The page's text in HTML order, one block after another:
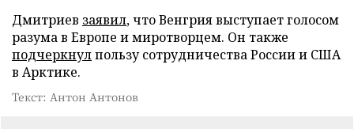
Дмитриев заявил, что Венгрия выступает голосом
разума в Европе и миротворцем. Он также
подчеркнулпользу сотрудничества России и США
в Арктике.
Текст: Антон Антонов